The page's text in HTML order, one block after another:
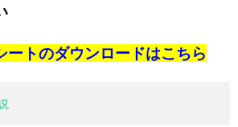
ートのダウンロードはこちら